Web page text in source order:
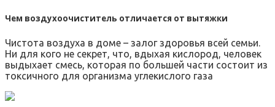
Чем воздухоочиститель отличается от вытяжки
Чистота воздуха в доме – залог здоровья всей семьи.
Ни для кого не секрет, что, вдыхая кислород, человек
выдыхает смесь, которая по большей части состоит из
токсичного для организма углекислого газа